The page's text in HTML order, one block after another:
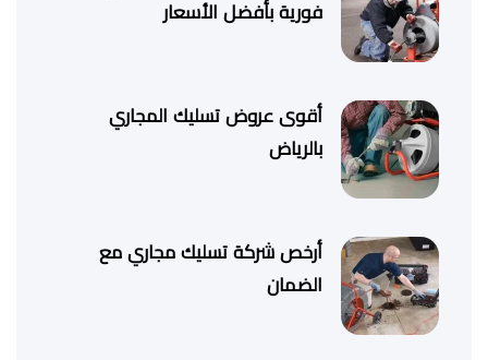
فورية بأفضل الأسعار
أقوى عروض تسليك المجاري
بالرياض
أرخص شركة تسليك مجاري مع
الضمان